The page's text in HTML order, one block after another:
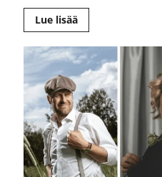
Lue lisääLue
lisää
Harvinainen
tallenne
julki:
näin
komeasti
Jamppa
Tuominen
laulaa
15-
vuotiaana